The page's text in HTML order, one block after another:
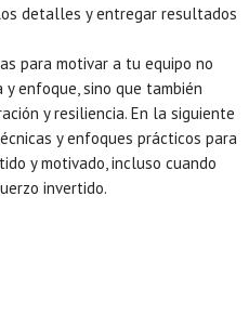
detalles y entregar resultados
para motivar a tu equipo no
enfoque, sino que también
y resiliencia. En la siguiente
y enfoques prácticos para
y motivado, incluso cuando
invertido.